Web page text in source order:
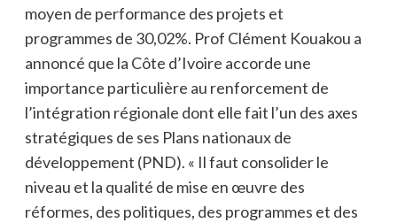
moyen de performance des projets et
programmes de 30,02%. Prof Clément Kouakou a
annoncé que la Côte d’Ivoire accorde une
importance particulière au renforcement de
l’intégration régionale dont elle fait l’un des axes
stratégiques de ses Plans nationaux de
développement (PND). « Il faut consolider le
niveau et la qualité de mise en œuvre des
réformes, des politiques, des programmes et des